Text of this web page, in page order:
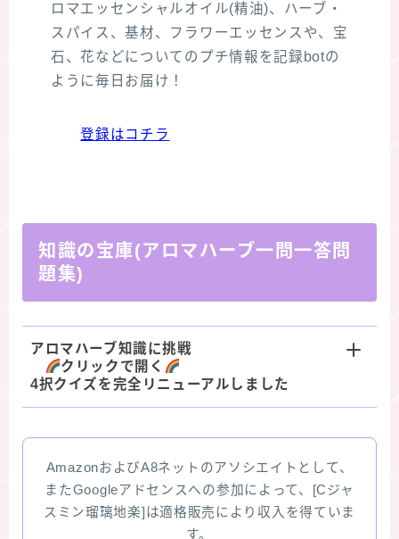
ロマエッセンシャルオイル(精油)、ハーブ・
スパイス、基材、フラワーエッセンスや、宝
石、花などについてのプチ情報を記録botの
ように毎日お届け！
登録はコチラ
知識の宝庫(アロマハーブ一問一答問
題集)
アロマハーブ知識に挑戦
クリックで開く
4択クイズを完全リニューアルしました
AmazonおよびA8ネットのアソシエイトとして、
またGoogleアドセンスへの参加によって、[Cジャ
スミン瑠璃地楽]は適格販売により収入を得ていま
す。